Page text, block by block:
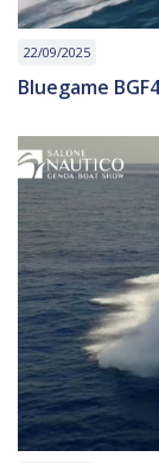
22/09/2025
Bluegame